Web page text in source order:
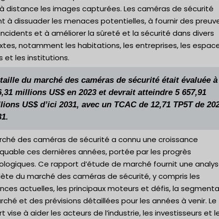
distance les images capturées. Les caméras de sécurité
à dissuader les menaces potentielles, à fournir des
et à améliorer la sûreté et la sécurité dans divers
notamment les habitations, les entreprises, les
et les institutions.
du marché des caméras de sécurité était évaluée à
millions US$ en 2023 et devrait atteindre 5 657,91
US$ d’ici 2031, avec un TCAC de 12,71 TP5T de
des caméras de sécurité a connu une croissance
ces dernières années, portée par les progrès
Ce rapport d’étude de marché fournit une
du marché des caméras de sécurité, y compris les
actuelles, les principaux moteurs et défis, la
et des prévisions détaillées pour les années à venir. Le
vise à aider les acteurs de l’industrie, les investisseurs et